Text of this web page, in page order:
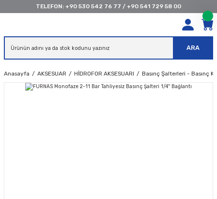
TELEFON: +90 530 542 76 77 / +90 541 729 58 00
ARA
Anasayfa AKSESUAR HİDROFOR AKSESUARI Basınç Şalterleri - Basınç